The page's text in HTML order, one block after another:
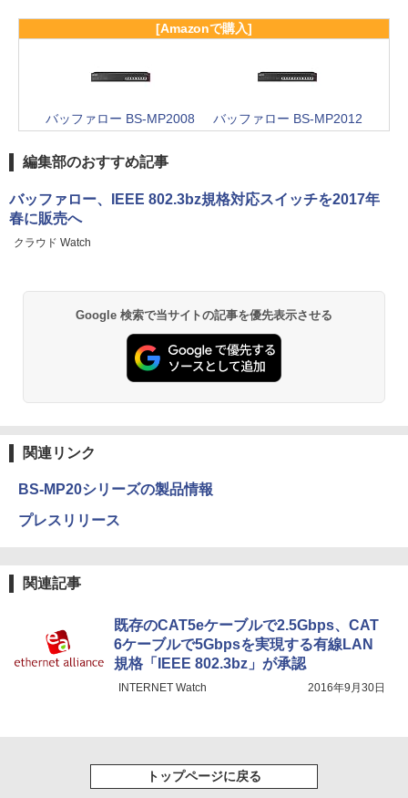
[Amazonで購入]
バッファロー BS-MP2008 バッファロー BS-MP2012
編集部のおすすめ記事
バッファロー、IEEE 802.3bz規格対応スイッチを2017年
春に販売へ
クラウド Watch
Google 検索で当サイトの記事を優先表示させる
関連リンク
BS-MP20シリーズの製品情報
プレスリリース
関連記事
既存のCAT5eケーブルで2.5Gbps、CAT
6ケーブルで5Gbpsを実現する有線LAN
規格「IEEE 802.3bz」が承認
INTERNET Watch 2016年9月30日
トップページに戻る